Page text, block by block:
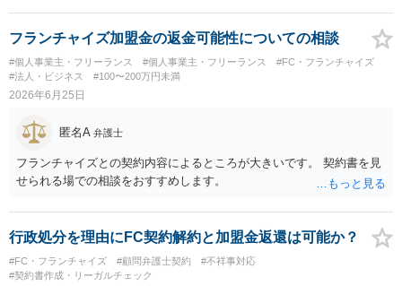
フランチャイズ加盟金の返金可能性についての相談
#個人事業主・フリーランス #個人事業主・フリーランス
#FC・フランチャイズ
#法人・ビジネス
#100〜200万円未満
2026年6月25日
匿名A 弁護士
フランチャイズとの契約内容によるところが大きいです。 契約書を見
せられる場での相談をおすすめします。
行政処分を理由にFC契約解約と加盟金返還は可能か？
#FC・フランチャイズ #顧問弁護士契約
#不祥事対応
#契約書作成・リーガルチェック